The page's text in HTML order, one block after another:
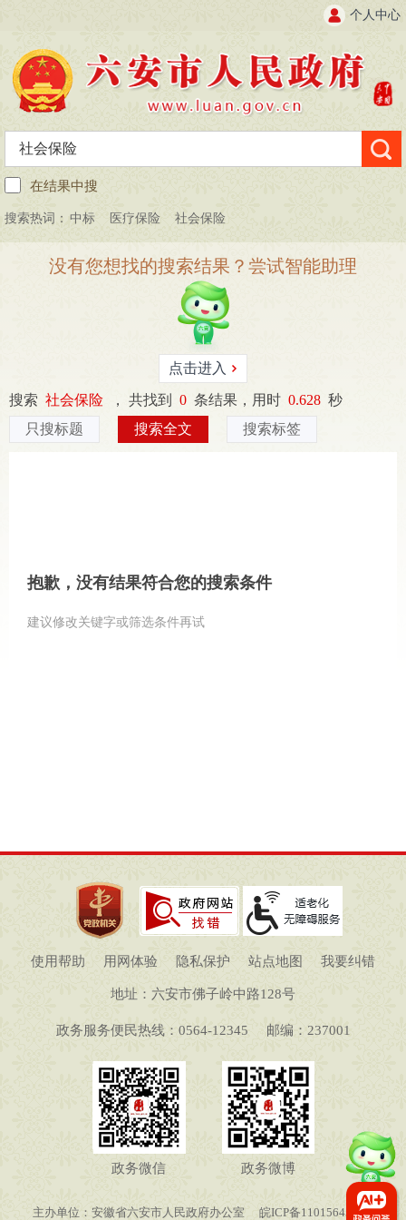
个人中心
在结果中搜
搜索热词： 中标 医疗保险 社会保险
没有您想找的搜索结果？尝试智能助理
点击进入
搜索 社会保险 ， 共找到 0 条结果，用时 0.628 秒
只搜标题
搜索全文 搜索标签
抱歉，没有结果符合您的搜索条件
建议修改关键字或筛选条件再试
使用帮助 用网体验 隐私保护 站点地图 我要纠错
地址：六安市佛子岭中路128号
政务服务便民热线：0564-12345 邮编：237001
政务微信 政务微博
主办单位：安徽省六安市人民政府办公室 皖ICP备11015645号-1